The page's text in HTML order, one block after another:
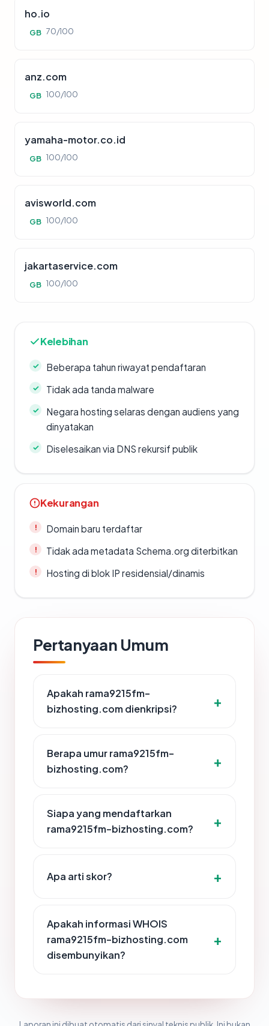
ho.io
GB 70/100
anz.com
GB 100/100
yamaha-motor.co.id
GB 100/100
avisworld.com
GB 100/100
jakartaservice.com
GB 100/100
Kelebihan
Beberapa tahun riwayat pendaftaran
Tidak ada tanda malware
Negara hosting selaras dengan audiens yang
dinyatakan
Diselesaikan via DNS rekursif publik
Kekurangan
Domain baru terdaftar
Tidak ada metadata Schema.org diterbitkan
Hosting di blok IP residensial/dinamis
Pertanyaan Umum
Apakah rama9215fm-
bizhosting.com dienkripsi?
Berapa umur rama9215fm-
bizhosting.com?
Siapa yang mendaftarkan
rama9215fm-bizhosting.com?
Apa arti skor?
Apakah informasi WHOIS
rama9215fm-bizhosting.com
disembunyikan?